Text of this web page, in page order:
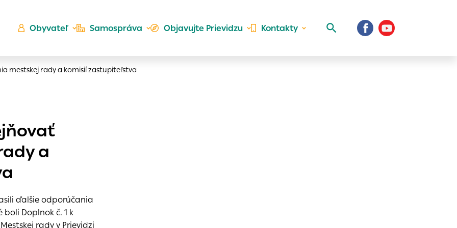
Obyvateľ Samospráva Objavujte Prievidzu Kontakty
mestskej rady a komisií zastupiteľstva
a
ďalšie odporúčania
boli Doplnok č. 1 k
rady v Prievidzi
napríklad k tomu, aby si webový prehliadač zapamätoval Vaše prihlásenie
v tomto okne.